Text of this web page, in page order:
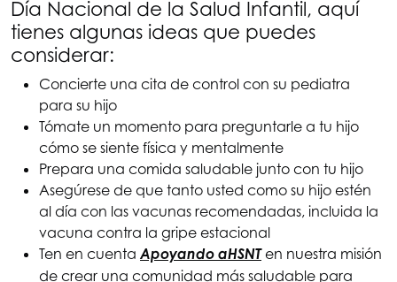
Día Nacional de la Salud Infantil, aquí
tienes algunas ideas que puedes
considerar:
Concierte una cita de control con su pediatra
para su hijo
Tómate un momento para preguntarle a tu hijo
cómo se siente física y mentalmente
Prepara una comida saludable junto con tu hijo
Asegúrese de que tanto usted como su hijo estén
al día con las vacunas recomendadas, incluida la
vacuna contra la gripe estacional
Ten en cuenta Apoyando aHSNTen nuestra misión
de crear una comunidad más saludable para